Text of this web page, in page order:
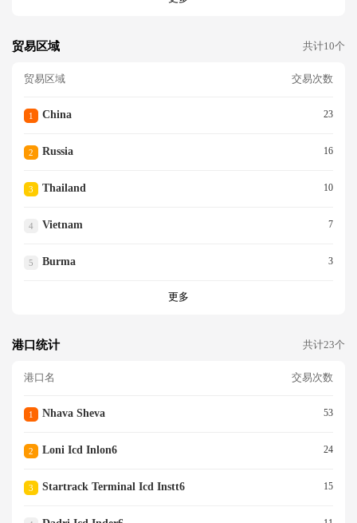
贸易区域 共计10个
贸易区域 交易次数
1 China 23
2 Russia 16
3 Thailand 10
4 Vietnam 7
5 Burma 3
更多
港口统计 共计23个
港口名 交易次数
1 Nhava Sheva 53
2 Loni Icd Inlon6 24
3 Startrack Terminal Icd Instt6 15